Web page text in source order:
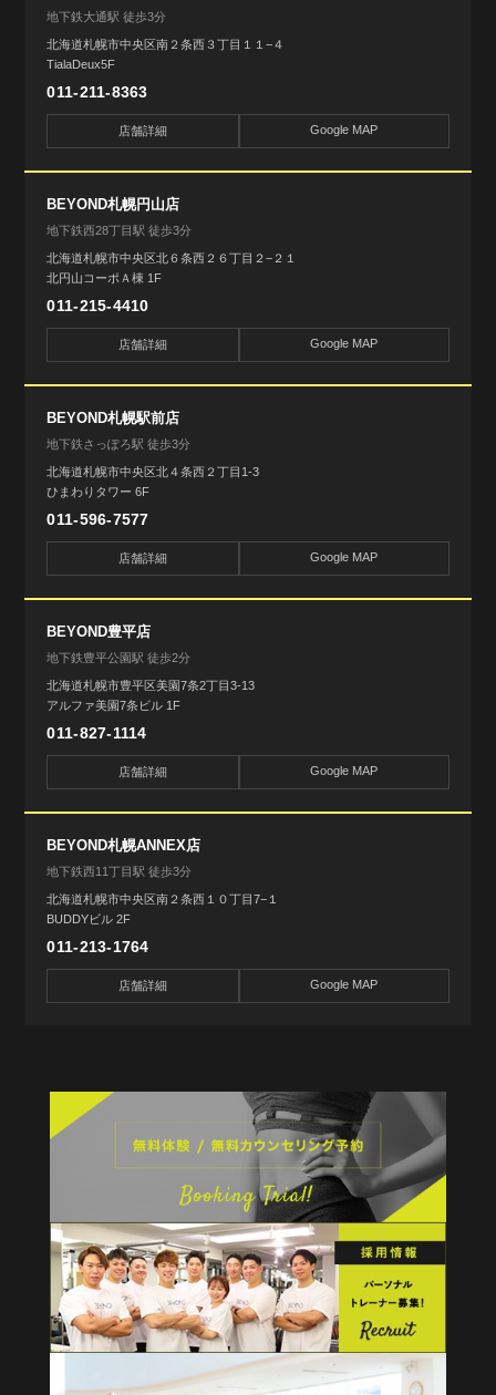
地下鉄大通駅 徒歩3分
北海道札幌市中央区南２条西３丁目１１−４
TialaDeux5F
011-211-8363
店舗詳細 Google MAP
BEYOND札幌円山店
地下鉄西28丁目駅 徒歩3分
北海道札幌市中央区北６条西２６丁目２−２１
北円山コーポＡ棟 1F
011-215-4410
店舗詳細 Google MAP
BEYOND札幌駅前店
地下鉄さっぽろ駅 徒歩3分
北海道札幌市中央区北４条西２丁目1-3
ひまわりタワー 6F
011-596-7577
店舗詳細 Google MAP
BEYOND豊平店
地下鉄豊平公園駅 徒歩2分
北海道札幌市豊平区美園7条2丁目3-13
アルファ美園7条ビル 1F
011-827-1114
店舗詳細 Google MAP
BEYOND札幌ANNEX店
地下鉄西11丁目駅 徒歩3分
北海道札幌市中央区南２条西１０丁目7−１
BUDDYビル 2F
011-213-1764
店舗詳細 Google MAP